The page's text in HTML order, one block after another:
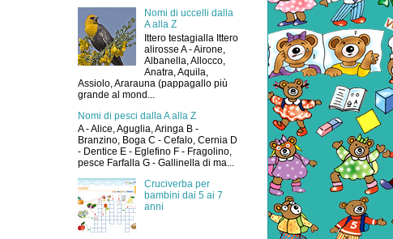
Nomi di uccelli dalla
A alla Z
Ittero testagialla Ittero
alirosse A - Airone,
Albanella, Allocco,
Anatra, Aquila,
Assiolo, Ararauna (pappagallo più
grande al mond...
Nomi di pesci dalla A alla Z
A - Alice, Aguglia, Aringa B -
Branzino, Boga C - Cefalo, Cernia D
- Dentice E - Eglefino F - Fragolino,
pesce Farfalla G - Gallinella di ma...
Cruciverba per
bambini dai 5 ai 7
anni